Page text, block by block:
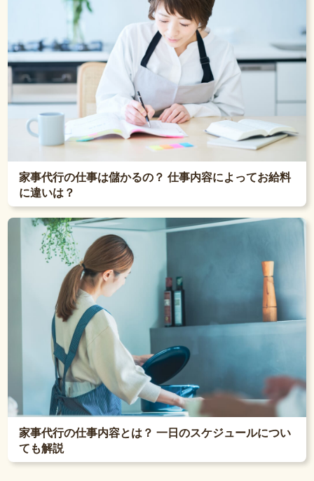
家事代行の仕事は儲かるの？ 仕事内容によってお給料
に違いは？
家事代行の仕事内容とは？ 一日のスケジュールについ
ても解説